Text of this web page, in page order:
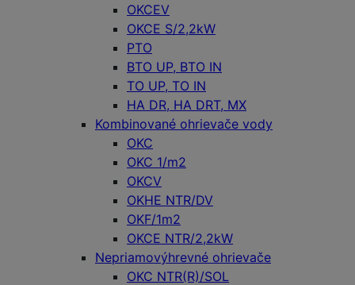
OKCEV
OKCE S/2,2kW
PTO
BTO UP, BTO IN
TO UP, TO IN
HA DR, HA DRT, MX
Kombinované ohrievače vody
OKC
OKC 1/m2
OKCV
OKHE NTR/DV
OKF/1m2
OKCE NTR/2,2kW
Nepriamovýhrevné ohrievače
OKC NTR(R)/SOL